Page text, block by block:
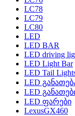
LC78
LC79
LC80
LED
LED BAR
LED driving
LED Light Bar
LED Tail
LED
LED
LED ფარები
LexusGX460